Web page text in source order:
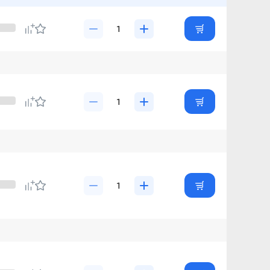
Кондиционер на 35 кв. метров
Инверторный кондиционер 7 btu
2.5 квт Кондиционер 3 квт